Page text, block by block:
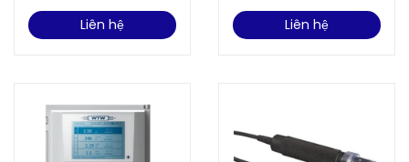
Liên hệ Liên hệ